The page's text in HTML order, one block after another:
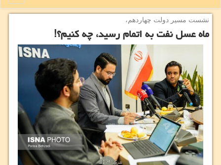
نشست مسیر دولت چهاردهم،
ماه عسل نفت به اتمام رسید، چه کنیم؟!